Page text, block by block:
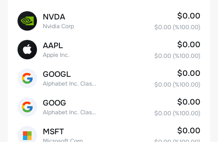
NVDA
Nvidia Corp
$0.00
$0.00 (%100.00)
AAPL
Apple Inc.
$0.00
$0.00 (%100.00)
GOOGL
Alphabet Inc. Class A Common Stock
$0.00
$0.00 (%100.00)
GOOG
Alphabet Inc. Class C Capital Stock
$0.00
$0.00 (%100.00)
MSFT $0.00